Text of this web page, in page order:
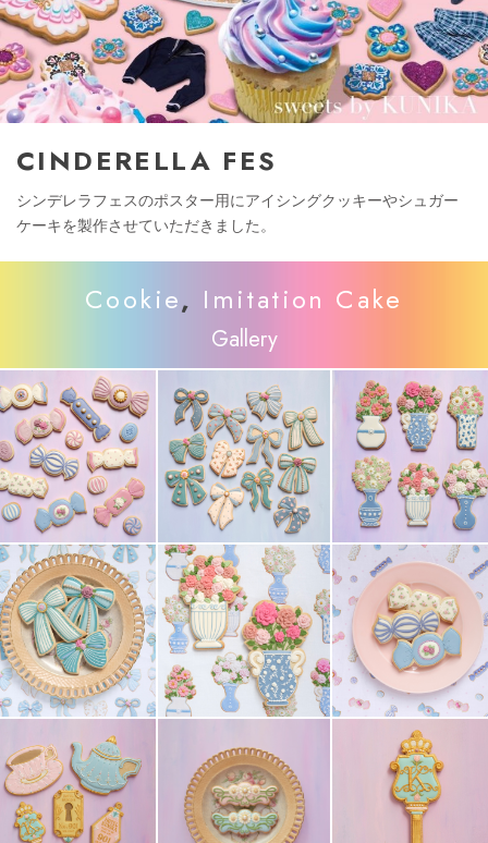
CINDERELLA FES
シンデレラフェスのポスター用にアイシングクッキーやシュガー
ケーキを製作させていただきました。
Cookie, Imitation Cake
Gallery